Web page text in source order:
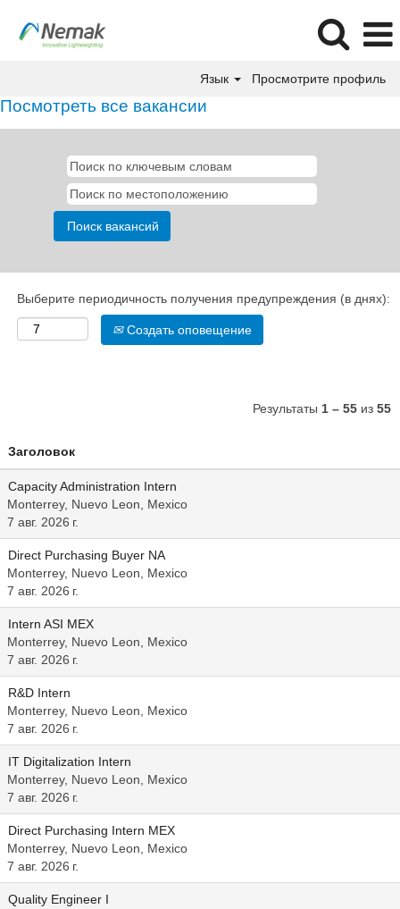
Язык Просмотрите профиль
Посмотреть все вакансии
Выберите периодичность получения предупреждения (в днях):
Создать оповещение
Результаты 1 – 55 из 55
Заголовок
Capacity Administration Intern
Monterrey, Nuevo Leon, Mexico
7 авг. 2026 г.
Direct Purchasing Buyer NA
Monterrey, Nuevo Leon, Mexico
7 авг. 2026 г.
Intern ASI MEX
Monterrey, Nuevo Leon, Mexico
7 авг. 2026 г.
R&D Intern
Monterrey, Nuevo Leon, Mexico
7 авг. 2026 г.
IT Digitalization Intern
Monterrey, Nuevo Leon, Mexico
7 авг. 2026 г.
Direct Purchasing Intern MEX
Monterrey, Nuevo Leon, Mexico
7 авг. 2026 г.
Quality Engineer I